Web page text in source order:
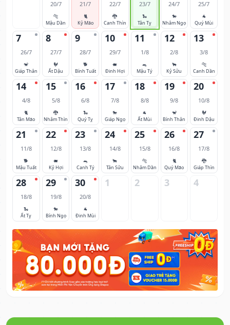
20/7
🐅
Mậu Dần
21/7
🐈
Kỷ Mão
22/7
🐉
Canh Thìn
23/7
🐍
Tân Tỵ
24/7
🐎
Nhâm Ngọ
25/7
🐐
Quý Mùi
7
26/7
🐒
Giáp Thân
8
27/7
🐓
Ất Dậu
9
28/7
🐕
Bính Tuất
10
29/7
🐖
Đinh Hợi
11
1/8
🐀
Mậu Tý
12
2/8
🐂
Kỷ Sửu
13
3/8
🐅
Canh Dần
14
4/8
🐈
Tân Mão
15
5/8
🐉
Nhâm Thìn
16
6/8
🐍
Quý Tỵ
17
7/8
🐎
Giáp Ngọ
18
8/8
🐐
Ất Mùi
19
9/8
🐒
Bính Thân
20
10/8
🐓
Đinh Dậu
21
11/8
🐕
Mậu Tuất
22
12/8
🐖
Kỷ Hợi
23
13/8
🐀
Canh Tý
24
14/8
🐂
Tân Sửu
25
15/8
🐅
Nhâm Dần
26
16/8
🐈
Quý Mão
27
17/8
🐉
Giáp Thìn
28
18/8
🐍
Ất Tỵ
29
19/8
🐎
Bính Ngọ
30
20/8
🐐
Đinh Mùi
1 2 3 4